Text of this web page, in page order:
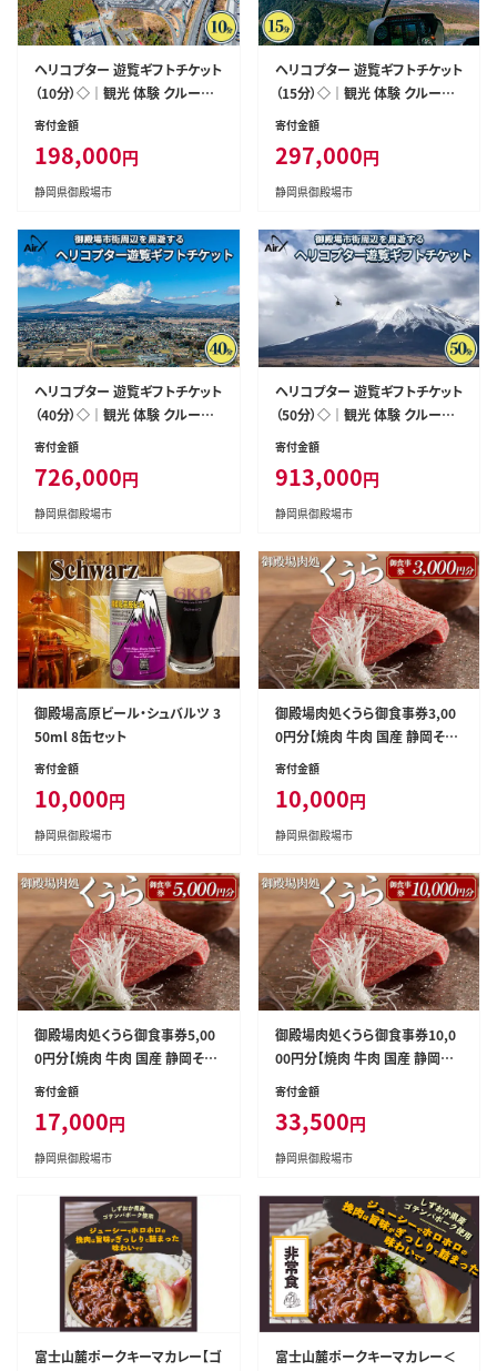
ヘリコプター 遊覧ギフトチケット
（10分）◇｜観光 体験 クルーズ
クルージング 御殿場市
寄付金額
198,000円
静岡県御殿場市
ヘリコプター 遊覧ギフトチケット
（15分）◇｜観光 体験 クルーズ
クルージング 御殿場市
寄付金額
297,000円
静岡県御殿場市
ヘリコプター 遊覧ギフトチケット
（40分）◇｜観光 体験 クルーズ
クルージング 御殿場市
寄付金額
726,000円
静岡県御殿場市
ヘリコプター 遊覧ギフトチケット
（50分）◇｜観光 体験 クルーズ
クルージング 御殿場市
寄付金額
913,000円
静岡県御殿場市
御殿場高原ビール・シュバルツ 3
50ml 8缶セット
寄付金額
10,000円
静岡県御殿場市
御殿場肉処くうら御食事券3,00
0円分【焼肉 牛肉 国産 静岡そだ
ち 御殿場こしひかり 希少 チケッ
寄付金額
10,000円
静岡県御殿場市
御殿場肉処くうら御食事券5,00
0円分【焼肉 牛肉 国産 静岡そだ
ち 御殿場こしひかり 希少 チケッ
ト 体験 グルメ】
寄付金額
17,000円
静岡県御殿場市
御殿場肉処くうら御食事券10,0
00円分【焼肉 牛肉 国産 静岡そ
だち 御殿場こしひかり 希少 チケ
ット 体験 グルメ】
寄付金額
33,500円
静岡県御殿場市
富士山麓ポークキーマカレー【ゴ
富士山麓ポークキーマカレー＜